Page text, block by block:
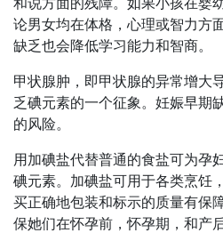
论男女均在体格，心理或智力方
缺乏也会降低学习能力和智商。
甲状腺肿，即甲状腺的异常增大
乏碘元素的一个征象。妊娠早期
的风险。
用加碘盐代替普通的食盐可为孕
碘元素。加碘盐可用于各类烹饪
买正确地包装和标示的质量有保
保她们在怀孕前，怀孕期，和产